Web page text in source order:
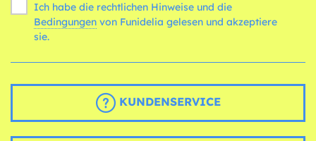
Ich habe die rechtlichen Hinweise und die
Bedingungen
sie.
KUNDENSERVICE